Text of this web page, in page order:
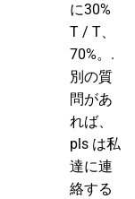
に30%
T / T、
70%。.
別の質
問があ
れば、
pls は私
達に連
絡する